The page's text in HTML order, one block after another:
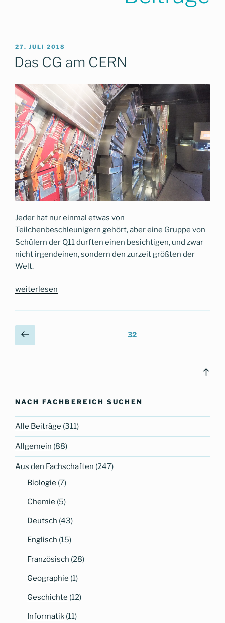
VERÖFFENTLICHT
AM
27. JULI 2018
Das CG am CERN
Jeder hat nur einmal etwas von
Teilchenbeschleunigern gehört, aber eine Gruppe von
Schülern der Q11 durften einen besichtigen, und zwar
nicht irgendeinen, sondern den zurzeit größten der
Welt.
„Das
am
CERN“
weiterlesen
Beitragsnavigation
Vorherige
Seite
Seite32
NACH FACHBEREICH SUCHEN
Alle Beiträge (311)
Allgemein (88)
Aus den Fachschaften (247)
Biologie (7)
Chemie (5)
Deutsch (43)
Englisch (15)
Französisch (28)
Geographie (1)
Geschichte (12)
Informatik (11)